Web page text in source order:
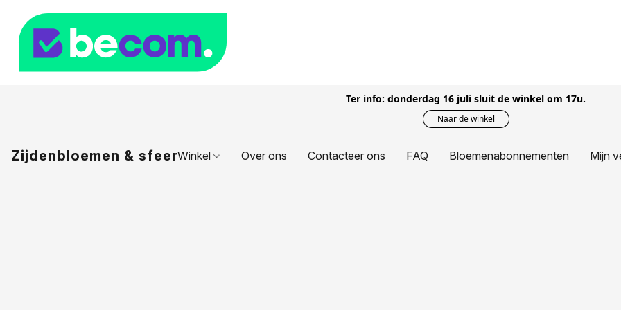
Ter info: donderdag 16 juli sluit de winkel om 17u.
Naar de winkel
Zijdenbloemen & sfeerWinkel Over ons Contacteer ons FAQ Bloemenabonnementen Mijn